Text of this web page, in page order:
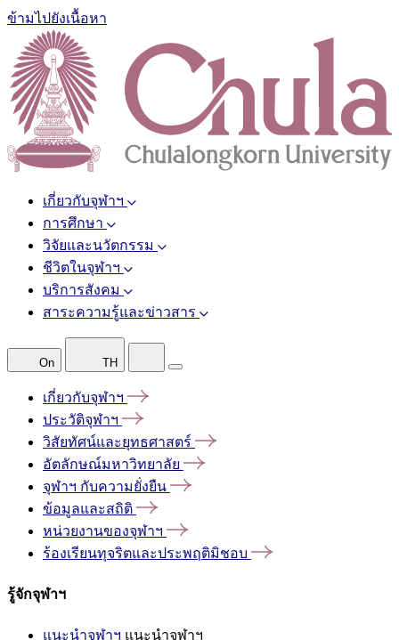
ข้ามไปยังเนื้อหา
เกี่ยวกับจุฬาฯ
การศึกษา
วิจัยและนวัตกรรม
ชีวิตในจุฬาฯ
บริการสังคม
สาระความรู้และข่าวสาร
On TH
เกี่ยวกับจุฬาฯ
ประวัติจุฬาฯ
วิสัยทัศน์และยุทธศาสตร์
อัตลักษณ์มหาวิทยาลัย
จุฬาฯ กับความยั่งยืน
ข้อมูลและสถิติ
หน่วยงานของจุฬาฯ
ร้องเรียนทุจริตและประพฤติมิชอบ
รู้จักจุฬาฯ
แนะนำจุฬาฯ แนะนำจุฬาฯ